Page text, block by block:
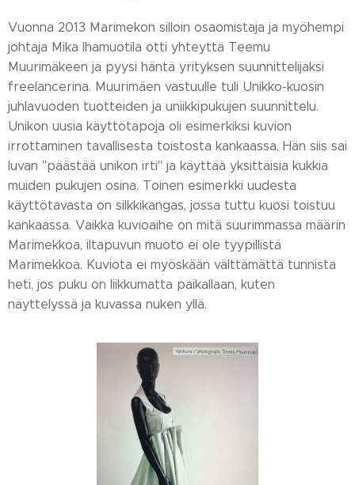
Vuonna 2013 Marimekon silloin osaomistaja ja myöhempi
johtaja Mika Ihamuotila otti yhteyttä Teemu
Muurimäkeen ja pyysi häntä yrityksen suunnittelijaksi
freelancerina. Muurimäen vastuulle tuli Unikko-kuosin
juhlavuoden tuotteiden ja uniikkipukujen suunnittelu.
Unikon uusia käyttötapoja oli esimerkiksi kuvion
irrottaminen tavallisesta toistosta kankaassa. Hän siis sai
luvan "päästää unikon irti" ja käyttää yksittäisia kukkia
muiden pukujen osina. Toinen esimerkki uudesta
käyttötavasta on silkkikangas, jossa tuttu kuosi toistuu
kankaassa. Vaikka kuvioaihe on mitä suurimmassa määrin
Marimekkoa, iltapuvun muoto ei ole tyypillistä
Marimekkoa. Kuviota ei myöskään välttämättä tunnista
heti, jos puku on liikkumatta paikallaan, kuten
näyttelyssä ja kuvassa nuken yllä.